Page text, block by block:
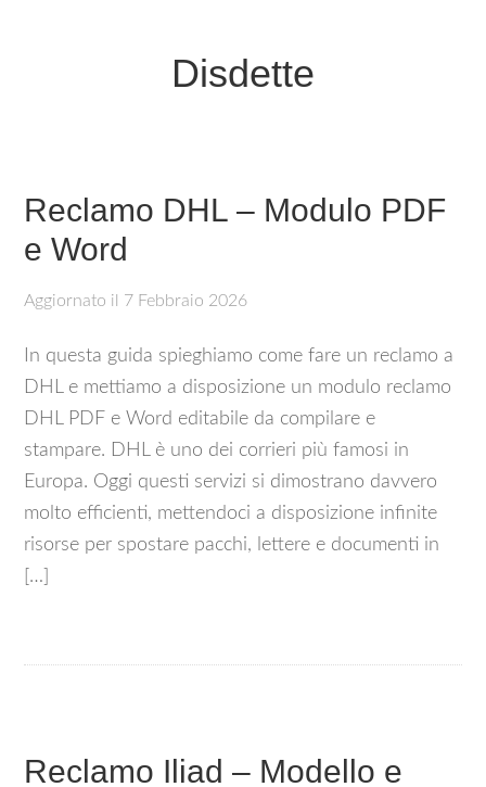
Disdette
Reclamo DHL – Modulo PDF
e Word
Aggiornato il 7 Febbraio 2026
In questa guida spieghiamo come fare un reclamo a
DHL e mettiamo a disposizione un modulo reclamo
DHL PDF e Word editabile da compilare e
stampare. DHL è uno dei corrieri più famosi in
Europa. Oggi questi servizi si dimostrano davvero
molto efficienti, mettendoci a disposizione infinite
risorse per spostare pacchi, lettere e documenti in
[…]
Reclamo Iliad – Modello e